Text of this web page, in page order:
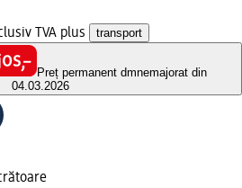
TVA plus transport
Preț permanent dmnemajorat din
04.03.2026